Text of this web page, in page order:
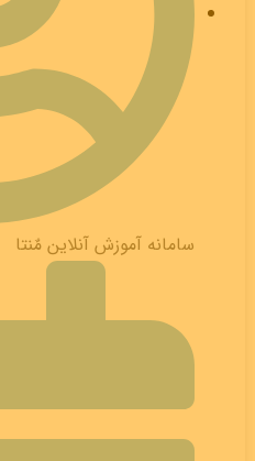
سامانه آموزش آنلاین مٌنتا